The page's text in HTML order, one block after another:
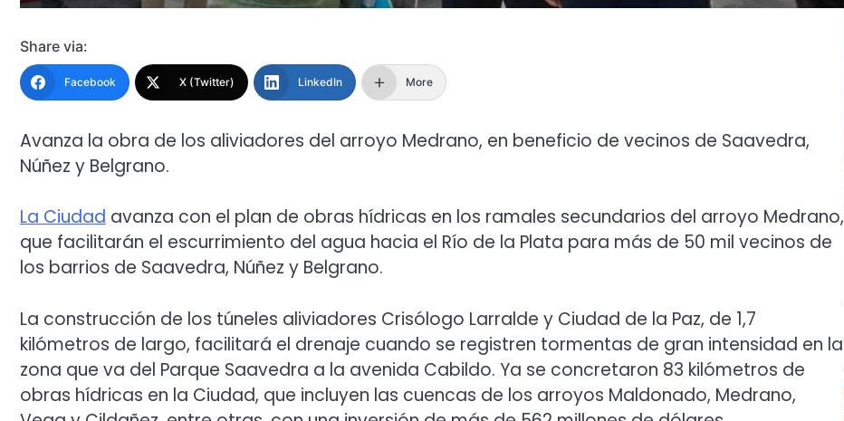
Share via:
Facebook X (Twitter) LinkedIn More
Avanza la obra de los aliviadores del arroyo Medrano, en beneficio de vecinos de Saavedra,
Núñez y Belgrano.
La Ciudad avanza con el plan de obras hídricas en los ramales secundarios del arroyo Medrano,
que facilitarán el escurrimiento del agua hacia el Río de la Plata para más de 50 mil vecinos de
los barrios de Saavedra, Núñez y Belgrano.
La construcción de los túneles aliviadores Crisólogo Larralde y Ciudad de la Paz, de 1,7
kilómetros de largo, facilitará el drenaje cuando se registren tormentas de gran intensidad en la
zona que va del Parque Saavedra a la avenida Cabildo. Ya se concretaron 83 kilómetros de
obras hídricas en la Ciudad, que incluyen las cuencas de los arroyos Maldonado, Medrano,